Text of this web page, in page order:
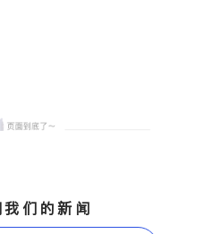
们的新闻